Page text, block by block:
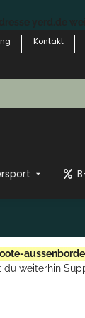
Kontakt
du weiterhin